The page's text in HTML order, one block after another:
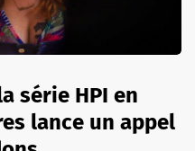
série HPI en
lance un appel